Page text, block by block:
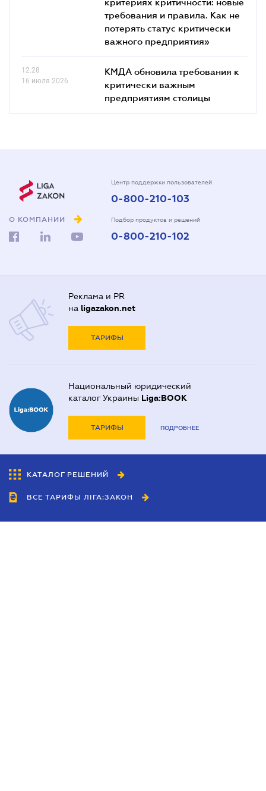
требования и правила. Как не
потерять статус критически
важного предприятия»
12.28
16 июля 2026
КМДА обновила требования к
критически важным
предприятиям столицы
О КОМПАНИИ
Центр поддержки пользователей
0-800-210-103
Подбор продуктов и решений
0-800-210-102
Реклама и PR
на ligazakon.net
ТАРИФЫ
Национальный юридический
каталог Украины Liga:BOOK
ТАРИФЫ ПОДРОБНЕЕ
КАТАЛОГ РЕШЕНИЙ
ВСЕ ТАРИФЫ ЛІГА:ЗАКОН